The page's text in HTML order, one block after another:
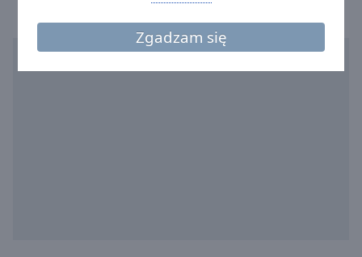
Zgadzam się
Radio RMF - Top 30 pop
Radio RMF - Bajkowe Piosenki